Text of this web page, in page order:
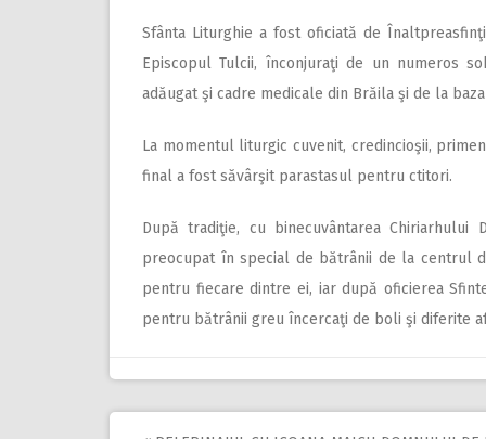
Sfânta Liturghie a fost oficiată de
Episcopul Tulcii, înconjuraţi de un numeros
adăugat şi cadre medicale din Brăila şi de la
La momentul liturgic cuvenit, credincioşii,
final a fost săvârşit parastasul pentru ctitori.
După tradiţie, cu binecuvântarea
preocupat în special de bătrânii de la centrul
pentru fiecare dintre ei, iar după oficierea
pentru bătrânii greu încercaţi de boli şi diferite